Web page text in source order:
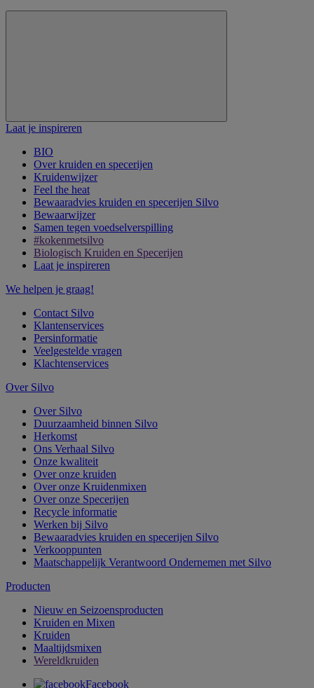
Laat je inspireren
BIO
Over kruiden en specerijen
Kruidenwijzer
Feel the heat
Bewaaradvies kruiden en specerijen Silvo
Bewaarwijzer
Samen tegen voedselverspilling
#kokenmetsilvo
Biologisch Kruiden en Specerijen
Laat je inspireren
We helpen je graag!
Contact Silvo
Klantenservices
Persinformatie
Veelgestelde vragen
Klachtenservices
Over Silvo
Over Silvo
Duurzaamheid binnen Silvo
Herkomst
Ons Verhaal Silvo
Onze kwaliteit
Over onze kruiden
Over onze Kruidenmixen
Over onze Specerijen
Recycle informatie
Werken bij Silvo
Bewaaradvies kruiden en specerijen Silvo
Verkooppunten
Maatschappelijk Verantwoord Ondernemen met Silvo
Producten
Nieuw en Seizoensproducten
Kruiden en Mixen
Kruiden
Maaltijdsmixen
Wereldkruiden
Facebook